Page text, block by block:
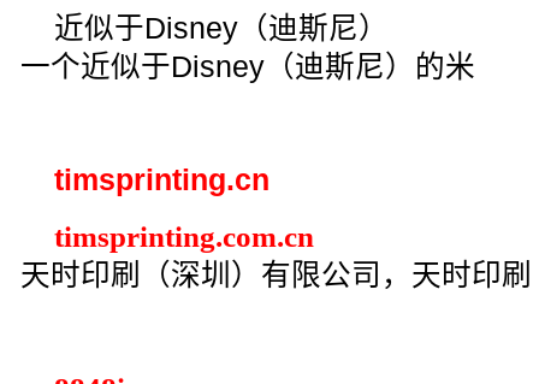
近似于Disney（迪斯尼）
一个近似于Disney（迪斯尼）的米
timsprinting.cn
timsprinting.com.cn
天时印刷（深圳）有限公司，天时印